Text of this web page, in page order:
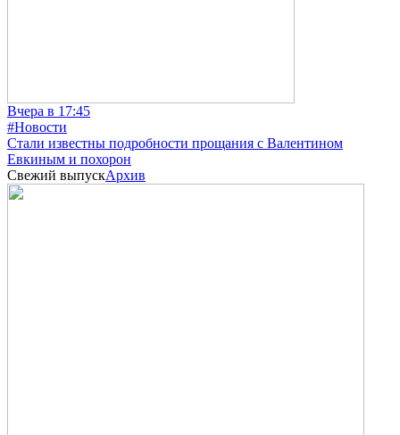
Вчера в 17:45
#Новости
Стали известны подробности прощания с Валентином
Евкиным и похорон
Свежий выпускАрхив